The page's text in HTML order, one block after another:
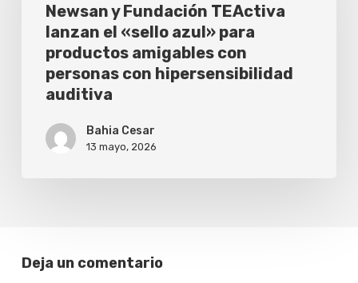
TEActiva
lanzan
«sello
para
con
Newsan y Fundación TEActiva
lanzan el «sello azul» para
productos amigables con
personas con hipersensibilidad
auditiva
Bahia Cesar
13 mayo, 2026
Deja un comentario